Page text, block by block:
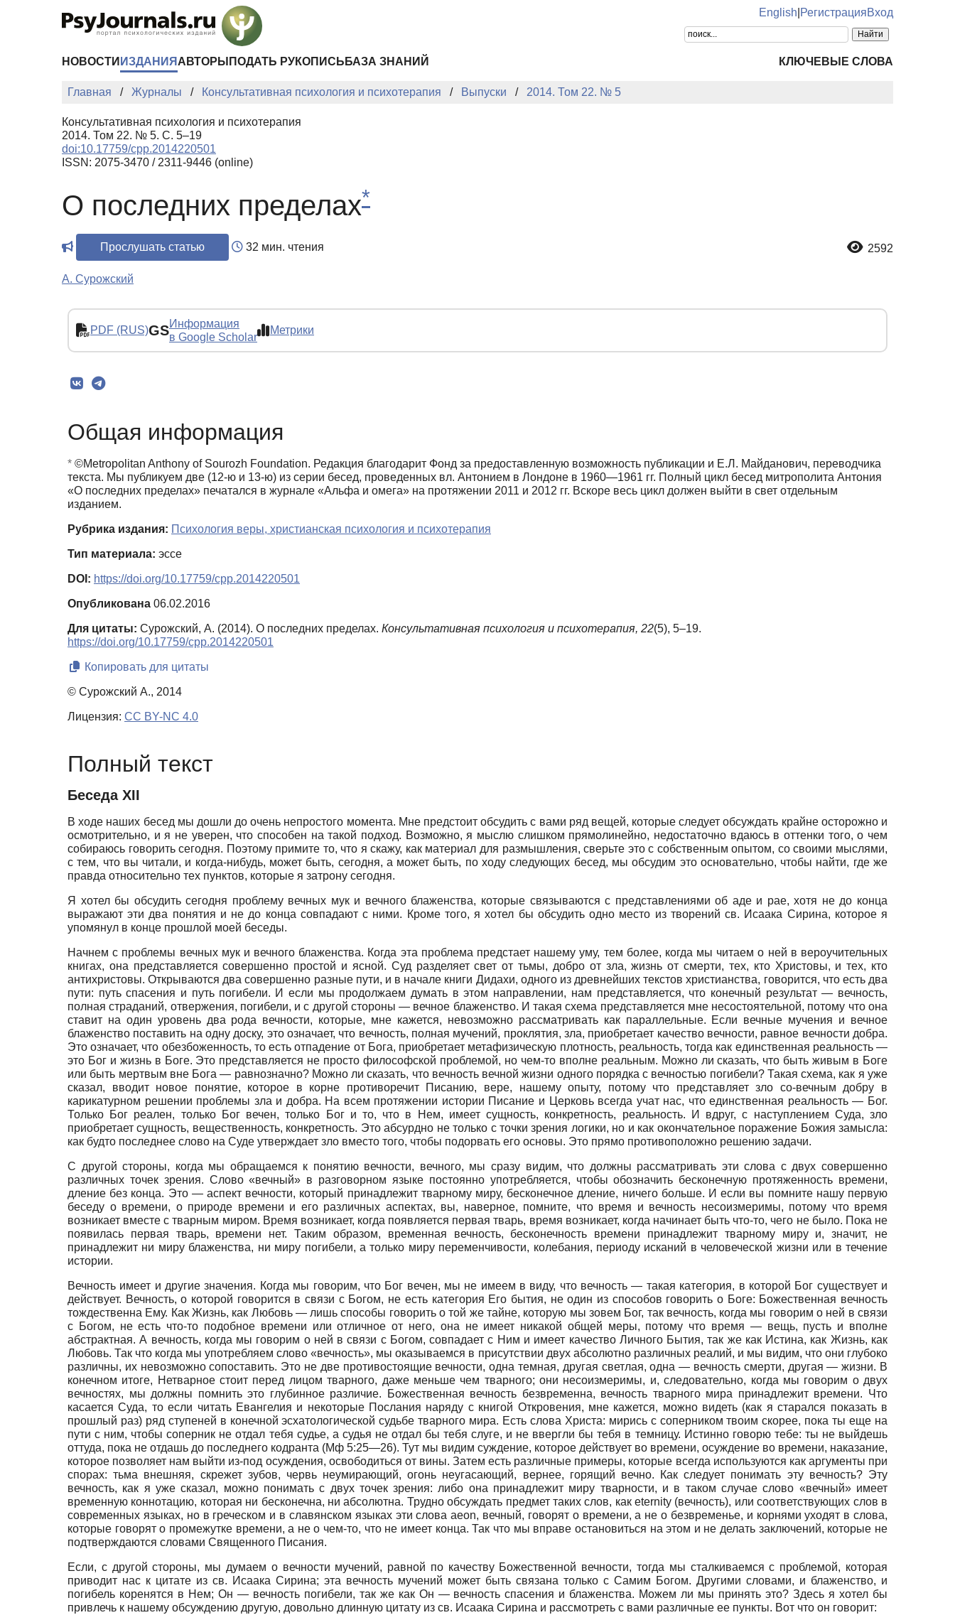
English РегистрацияВход
НОВОСТИ ИЗДАНИЯ АВТОРЫ ПОДАТЬ РУКОПИСЬ БАЗА ЗНАНИЙ КЛЮЧЕВЫЕ СЛОВА
Главная Журналы Консультативная психология и психотерапия Выпуски 2014. Том 22. № 5
Консультативная психология и психотерапия
2014. Том 22. № 5. С. 5–19
doi:10.17759/cpp.2014220501
ISSN: 2075-3470 / 2311-9446 (online)
О последних пределах*
Прослушать статью 32 мин. чтения 2592
А. Сурожский
PDF (RUS)GSИнформация
в Google Scholar
Метрики
Общая информация
* ©Metropolitan Anthony of Sourozh Foundation. Редакция благодарит Фонд за предоставленную возможность публикации и Е.Л. Майданович, переводчика
текста. Мы публикуем две (12-ю и 13-ю) из серии бесед, проведенных вл. Антонием в Лондоне в 1960—1961 гг. Полный цикл бесед митрополита Антония
«О последних пределах» печатался в журнале «Альфа и омега» на протяжении 2011 и 2012 гг. Вскоре весь цикл должен выйти в свет отдельным
изданием.
Рубрика издания: Психология веры, христианская психология и психотерапия
Тип материала: эссе
DOI: https://doi.org/10.17759/cpp.2014220501
Опубликована 06.02.2016
Для цитаты: Сурожский, А. (2014). О последних пределах. Консультативная психология и психотерапия, 22(5), 5–19.
https://doi.org/10.17759/cpp.2014220501
Копировать для цитаты
© Сурожский А., 2014
Лицензия: CC BY-NC 4.0
Полный текст
Беседа XII
В ходе наших бесед мы дошли до очень непростого момента. Мне предстоит обсудить с вами ряд вещей, которые следует обсуждать крайне осторожно и
осмотрительно, и я не уверен, что способен на такой подход. Возможно, я мыслю слишком прямолинейно, недостаточно вдаюсь в оттенки того, о чем
собираюсь говорить сегодня. Поэтому примите то, что я скажу, как материал для размышления, сверьте это с собственным опытом, со своими мыслями,
с тем, что вы читали, и когда-нибудь, может быть, сегодня, а может быть, по ходу следующих бесед, мы обсудим это основательно, чтобы найти, где же
правда относительно тех пунктов, которые я затрону сегодня.
Я хотел бы обсудить сегодня проблему вечных мук и вечного блаженства, которые связываются с представлениями об аде и рае, хотя не до конца
выражают эти два понятия и не до конца совпадают с ними. Кроме того, я хотел бы обсудить одно место из творений св. Исаака Сирина, которое я
упомянул в конце прошлой моей беседы.
Начнем с проблемы вечных мук и вечного блаженства. Когда эта проблема предстает нашему уму, тем более, когда мы читаем о ней в вероучительных
книгах, она представляется совершенно простой и ясной. Суд разделяет свет от тьмы, добро от зла, жизнь от смерти, тех, кто Христовы, и тех, кто
антихристовы. Открываются два совершенно разные пути, и в начале книги Дидахи, одного из древнейших текстов христианства, говорится, что есть два
пути: путь спасения и путь погибели. И если мы продолжаем думать в этом направлении, нам представляется, что конечный результат — вечность,
полная страданий, отвержения, погибели, и с другой стороны — вечное блаженство. И такая схема представляется мне несостоятельной, потому что она
ставит на один уровень два рода вечности, которые, мне кажется, невозможно рассматривать как параллельные. Если вечные мучения и вечное
блаженство поставить на одну доску, это означает, что вечность, полная мучений, проклятия, зла, приобретает качество вечности, равное вечности добра.
Это означает, что обезбоженность, то есть отпадение от Бога, приобретает метафизическую плотность, реальность, тогда как единственная реальность —
это Бог и жизнь в Боге. Это представляется не просто философской проблемой, но чем-то вполне реальным. Можно ли сказать, что быть живым в Боге
или быть мертвым вне Бога — равнозначно? Можно ли сказать, что вечность вечной жизни одного порядка с вечностью погибели? Такая схема, как я уже
сказал, вводит новое понятие, которое в корне противоречит Писанию, вере, нашему опыту, потому что представляет зло со-вечным добру в
карикатурном решении проблемы зла и добра. На всем протяжении истории Писание и Церковь всегда учат нас, что единственная реальность — Бог.
Только Бог реален, только Бог вечен, только Бог и то, что в Нем, имеет сущность, конкретность, реальность. И вдруг, с наступлением Суда, зло
приобретает сущность, вещественность, конкретность. Это абсурдно не только с точки зрения логики, но и как окончательное поражение Божия замысла:
как будто последнее слово на Суде утверждает зло вместо того, чтобы подорвать его основы. Это прямо противоположно решению задачи.
С другой стороны, когда мы обращаемся к понятию вечности, вечного, мы сразу видим, что должны рассматривать эти слова с двух совершенно
различных точек зрения. Слово «вечный» в разговорном языке постоянно употребляется, чтобы обозначить бесконечную протяженность времени,
дление без конца. Это — аспект вечности, который принадлежит тварному миру, бесконечное дление, ничего больше. И если вы помните нашу первую
беседу о времени, о природе времени и его различных аспектах, вы, наверное, помните, что время и вечность несоизмеримы, потому что время
возникает вместе с тварным миром. Время возникает, когда появляется первая тварь, время возникает, когда начинает быть что-то, чего не было. Пока не
появилась первая тварь, времени нет. Таким образом, временная вечность, бесконечность времени принадлежит тварному миру и, значит, не
принадлежит ни миру блаженства, ни миру погибели, а только миру переменчивости, колебания, периоду исканий в человеческой жизни или в течение
истории.
Вечность имеет и другие значения. Когда мы говорим, что Бог вечен, мы не имеем в виду, что вечность — такая категория, в которой Бог существует и
действует. Вечность, о которой говорится в связи с Богом, не есть категория Его бытия, не один из способов говорить о Боге: Божественная вечность
тождественна Ему. Как Жизнь, как Любовь — лишь способы говорить о той же тайне, которую мы зовем Бог, так вечность, когда мы говорим о ней в связи
с Богом, не есть что-то подобное времени или отличное от него, она не имеет никакой общей меры, потому что время — вещь, пусть и вполне
абстрактная. А вечность, когда мы говорим о ней в связи с Богом, совпадает с Ним и имеет качество Личного Бытия, так же как Истина, как Жизнь, как
Любовь. Так что когда мы употребляем слово «вечность», мы оказываемся в присутствии двух абсолютно различных реалий, и мы видим, что они глубоко
различны, их невозможно сопоставить. Это не две противостоящие вечности, одна темная, другая светлая, одна — вечность смерти, другая — жизни. В
конечном итоге, Нетварное стоит перед лицом тварного, даже меньше чем тварного; они несоизмеримы, и, следовательно, когда мы говорим о двух
вечностях, мы должны помнить это глубинное различие. Божественная вечность безвременна, вечность тварного мира принадлежит времени. Что
касается Суда, то если читать Евангелия и некоторые Послания наряду с книгой Откровения, мне кажется, можно видеть (как я старался показать в
прошлый раз) ряд ступеней в конечной эсхатологической судьбе тварного мира. Есть слова Христа: мирись с соперником твоим скорее, пока ты еще на
пути с ним, чтобы соперник не отдал тебя судье, а судья не отдал бы тебя слуге, и не ввергли бы тебя в темницу. Истинно говорю тебе: ты не выйдешь
оттуда, пока не отдашь до последнего кодранта (Мф 5:25—26). Тут мы видим суждение, которое действует во времени, осуждение во времени, наказание,
которое позволяет нам выйти из-под осуждения, освободиться от вины. Затем есть различные примеры, которые всегда используются как аргументы при
спорах: тьма внешняя, скрежет зубов, червь неумирающий, огонь неугасающий, вернее, горящий вечно. Как следует понимать эту вечность? Эту
вечность, как я уже сказал, можно понимать с двух точек зрения: либо она принадлежит миру тварности, и в таком случае слово «вечный» имеет
временную коннотацию, которая ни бесконечна, ни абсолютна. Трудно обсуждать предмет таких слов, какeternity (вечность), или соответствующих слов в
современных языках, но в греческом и в славянском языках эти словаaeon, вечный, говорят о времени, а не о безвременье, и корнями уходят в слова,
которые говорят о промежутке времени, а не о чем-то, что не имеет конца. Так что мы вправе остановиться на этом и не делать заключений, которые не
подтверждаются словами Священного Писания.
Если, с другой стороны, мы думаем о вечности мучений, равной по качеству Божественной вечности, тогда мы сталкиваемся с проблемой, которая
приводит нас к цитате из св. Исаака Сирина; эта вечность мучений может быть связана только с Самим Богом. Другими словами, и блаженство, и
погибель коренятся в Нем; Он — вечность погибели, так же как Он — вечность спасения и блаженства. Можем ли мы принять это? Здесь я хотел бы
привлечь к нашему обсуждению другую, довольно длинную цитату из св. Исаака Сирина и рассмотреть с вами различные ее пункты. Вот что он говорит: